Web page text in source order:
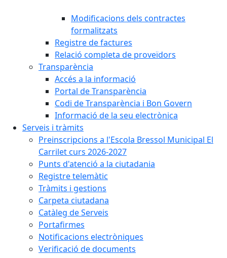
Modificacions dels contractes
formalitzats
Registre de factures
Relació completa de proveïdors
Transparència
Accés a la informació
Portal de Transparència
Codi de Transparència i Bon Govern
Informació de la seu electrònica
Serveis i tràmits
Preinscripcions a l'Escola Bressol Municipal El
Carrilet curs 2026-2027
Punts d'atenció a la ciutadania
Registre telemàtic
Tràmits i gestions
Carpeta ciutadana
Catàleg de Serveis
Portafirmes
Notificacions electròniques
Verificació de documents